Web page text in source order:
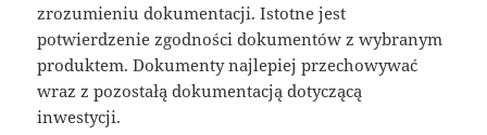
zrozumieniu dokumentacji. Istotne jest
potwierdzenie zgodności dokumentów z wybranym
produktem. Dokumenty najlepiej przechowywać
wraz z pozostałą dokumentacją dotyczącą
inwestycji.